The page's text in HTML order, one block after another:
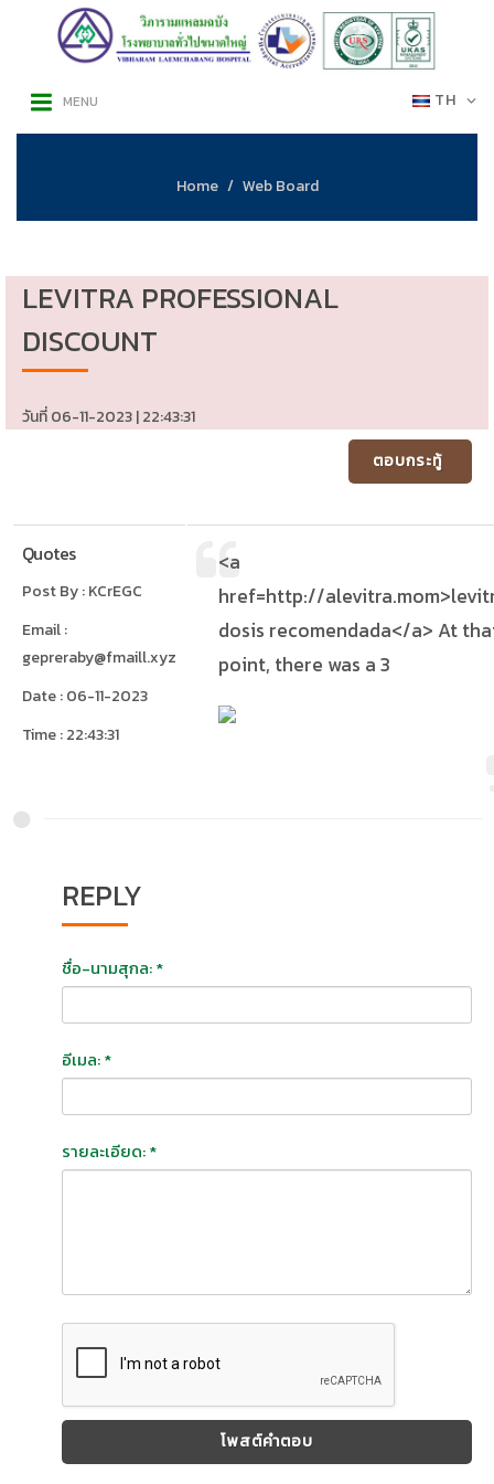
TH
MENU
Home Web Board
LEVITRA PROFESSIONAL
DISCOUNT
วันที่ 06-11-2023 | 22:43:31
ตอบกระทู้
Quotes
Post By : KCrEGC
Email :
gepreraby@fmaill.xyz
Date : 06-11-2023
Time : 22:43:31
<a
href=http://
dosis recomendada</a> At
point, there was a 3
REPLY
ชื่อ-นามสุกล: *
อีเมล: *
รายละเอียด: *
โพสต์คำตอบ